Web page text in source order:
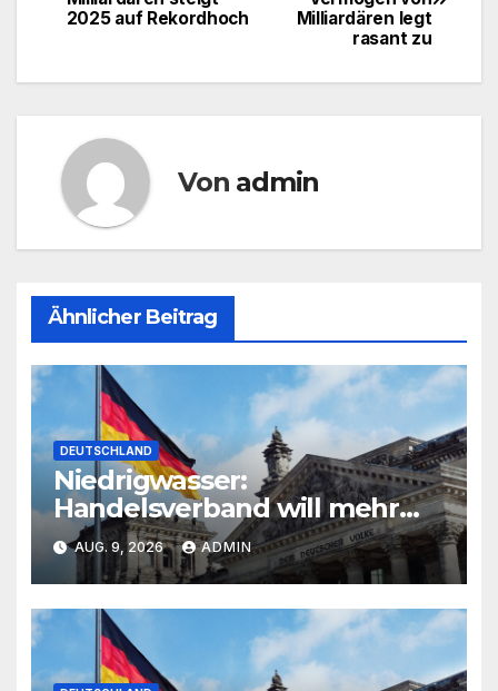
Milliardären legt
rasant zu
2025 auf Rekordhoch
Von admin
Ähnlicher Beitrag
DEUTSCHLAND
Niedrigwasser:
Handelsverband will mehr
Lang-Lkw für weniger
Verkehrsbelastung
AUG. 9, 2026 ADMIN